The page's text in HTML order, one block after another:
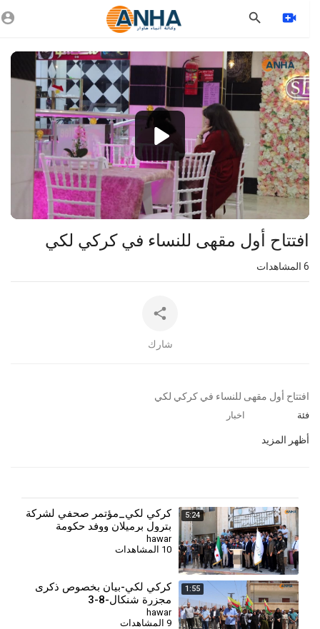
Video
Player
1080p
360p
240p
auto
⁣افتتاح أول مقهى للنساء في كركي لكي
المشاهدات
شارك
⁣⁣افتتاح أول مقهى للنساء في كركي لكي
فئة اخبار
أظهر المزيد
5:24
كركي لكي_مؤتمر صحفي لشركة
بترول برميلان ووفد حكومة
hawar
10 المشاهدات
1:55
كركي لكي-بيان بخصوص ذكرى
مجزرة شنكال-8-3
hawar
9 المشاهدات